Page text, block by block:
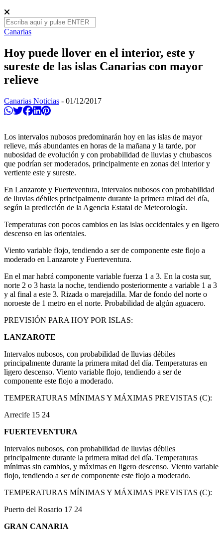
Canarias
Hoy puede llover en el interior, este y
sureste de las islas Canarias con mayor
relieve
Canarias Noticias - 01/12/2017
Compartir en Whatsapp
Twittear
Compartir en Facebook
Compartir en Linkedin
Compartir en Pinterest
Los intervalos nubosos predominarán hoy en las islas de mayor
relieve, más abundantes en horas de la mañana y la tarde, por
nubosidad de evolución y con probabilidad de lluvias y chubascos
que podrían ser moderados, principalmente en zonas del interior y
vertiente este y sureste.
En Lanzarote y Fuerteventura, intervalos nubosos con probabilidad
de lluvias débiles principalmente durante la primera mitad del día,
según la predicción de la Agencia Estatal de Meteorología.
Temperaturas con pocos cambios en las islas occidentales y en ligero
descenso en las orientales.
Viento variable flojo, tendiendo a ser de componente este flojo a
moderado en Lanzarote y Fuerteventura.
En el mar habrá componente variable fuerza 1 a 3. En la costa sur,
norte 2 o 3 hasta la noche, tendiendo posteriormente a variable 1 a 3
y al final a este 3. Rizada o marejadilla. Mar de fondo del norte o
noroeste de 1 metro en el norte. Probabilidad de algún aguacero.
PREVISIÓN PARA HOY POR ISLAS:
LANZAROTE
Intervalos nubosos, con probabilidad de lluvias débiles
principalmente durante la primera mitad del día. Temperaturas en
ligero descenso. Viento variable flojo, tendiendo a ser de
componente este flojo a moderado.
TEMPERATURAS MÍNIMAS Y MÁXIMAS PREVISTAS (C):
Arrecife 15 24
FUERTEVENTURA
Intervalos nubosos, con probabilidad de lluvias débiles
principalmente durante la primera mitad del día. Temperaturas
mínimas sin cambios, y máximas en ligero descenso. Viento variable
flojo, tendiendo a ser de componente este flojo a moderado.
TEMPERATURAS MÍNIMAS Y MÁXIMAS PREVISTAS (C):
Puerto del Rosario 17 24
GRAN CANARIA